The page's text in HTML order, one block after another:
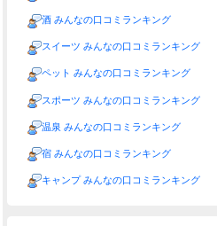
酒 みんなの口コミランキング
スイーツ みんなの口コミランキング
ペット みんなの口コミランキング
スポーツ みんなの口コミランキング
温泉 みんなの口コミランキング
宿 みんなの口コミランキング
キャンプ みんなの口コミランキング